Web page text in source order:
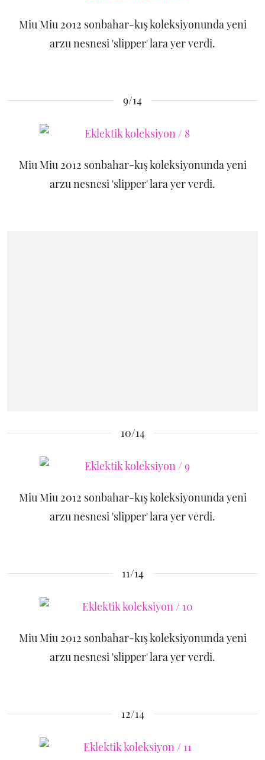
Miu Miu 2012 sonbahar-kış koleksiyonunda yeni
arzu nesnesi 'slipper' lara yer verdi.
9/14
Miu Miu 2012 sonbahar-kış koleksiyonunda yeni
arzu nesnesi 'slipper' lara yer verdi.
10/14
Miu Miu 2012 sonbahar-kış koleksiyonunda yeni
arzu nesnesi 'slipper' lara yer verdi.
11/14
Miu Miu 2012 sonbahar-kış koleksiyonunda yeni
arzu nesnesi 'slipper' lara yer verdi.
12/14